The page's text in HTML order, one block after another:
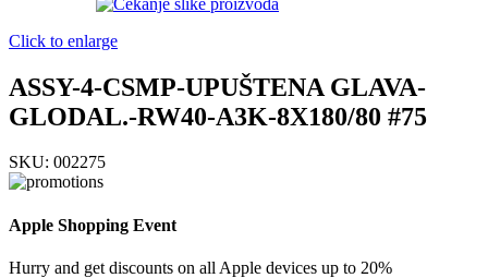
Click to enlarge
ASSY-4-CSMP-UPUŠTENA GLAVA-
GLODAL.-RW40-A3K-8X180/80 #75
SKU: 002275
Apple Shopping Event
Hurry and get discounts on all Apple devices up to 20%